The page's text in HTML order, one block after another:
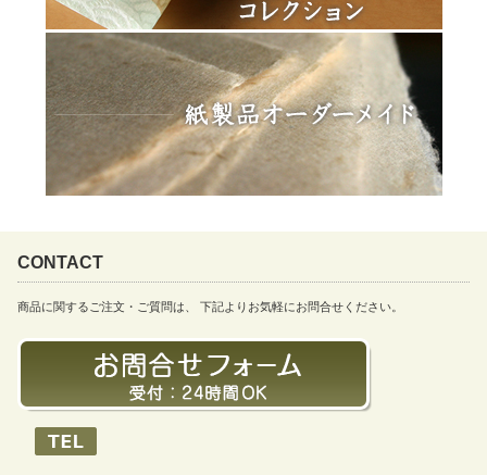
CONTACT
商品に関するご注文・ご質問は、 下記よりお気軽にお問合せください。